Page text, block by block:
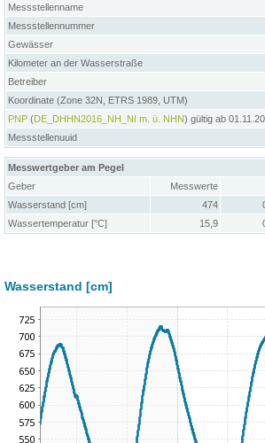
Messstellenname
Messstellennummer
Gewässer
Kilometer an der Wasserstraße
Betreiber
Koordinate (Zone 32N, ETRS 1989, UTM)
PNP (DE_DHHN2016_NH_NI m. ü. NHN) gültig ab
Messstellenuuid
Messwertgeber am Pegel
Geber
Messwerte
Wasserstand [cm]
474
Wassertemperatur [°C]
15,9
Wasserstand [cm]